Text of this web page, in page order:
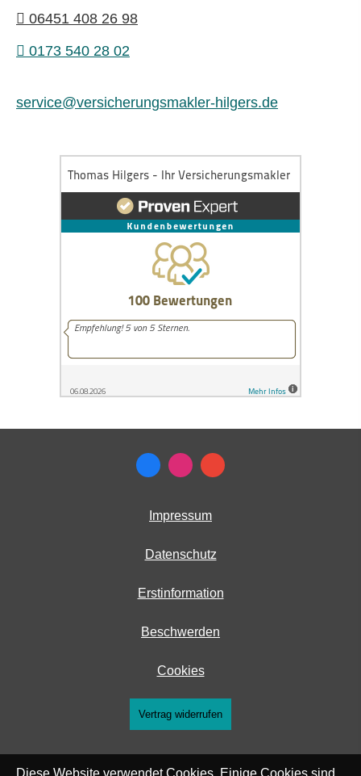
06451 408 26 98
0173 540 28 02
service@versicherungsmakler-hilgers.de
Impressum
Datenschutz
Erstinformation
Beschwerden
Cookies
Vertrag widerrufen
Diese Website verwendet Cookies. Einige Cookies sind